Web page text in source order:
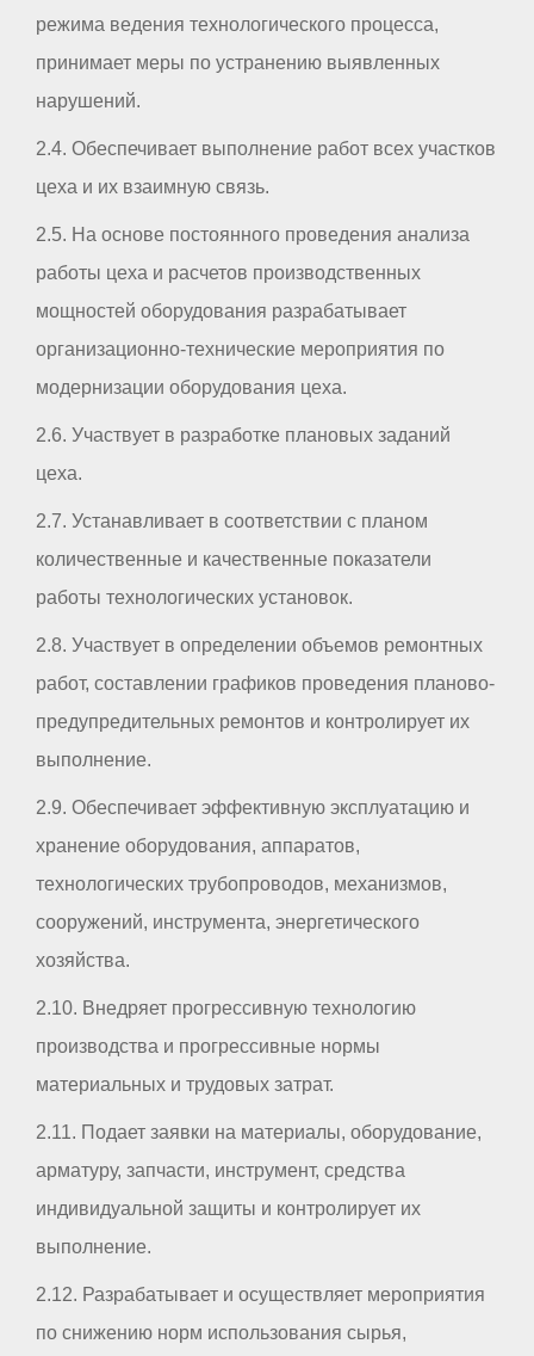
режима ведения технологического процесса,
принимает меры по устранению выявленных
нарушений.
2.4. Обеспечивает выполнение работ всех участков
цеха и их взаимную связь.
2.5. На основе постоянного проведения анализа
работы цеха и расчетов производственных
мощностей оборудования разрабатывает
организационно-технические мероприятия по
модернизации оборудования цеха.
2.6. Участвует в разработке плановых заданий
цеха.
2.7. Устанавливает в соответствии с планом
количественные и качественные показатели
работы технологических установок.
2.8. Участвует в определении объемов ремонтных
работ, составлении графиков проведения планово-
предупредительных ремонтов и контролирует их
выполнение.
2.9. Обеспечивает эффективную эксплуатацию и
хранение оборудования, аппаратов,
технологических трубопроводов, механизмов,
сооружений, инструмента, энергетического
хозяйства.
2.10. Внедряет прогрессивную технологию
производства и прогрессивные нормы
материальных и трудовых затрат.
2.11. Подает заявки на материалы, оборудование,
арматуру, запчасти, инструмент, средства
индивидуальной защиты и контролирует их
выполнение.
2.12. Разрабатывает и осуществляет мероприятия
по снижению норм использования сырья,